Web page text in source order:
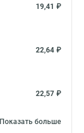
19,41 ₽
22,64 ₽
22,57 ₽
Показать больше